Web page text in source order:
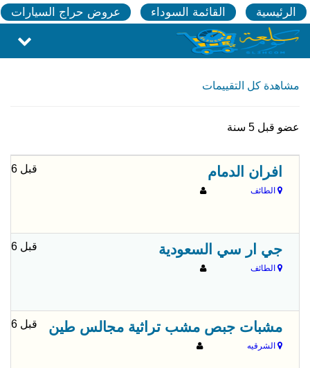
الرئيسية القائمة السوداء عروض حراج السيارات
مشاهدة كل التقييمات
عضو قبل 5 سنة
افران الدمام
الطائف
قبل 6 شهور
جي ار سي السعودية
الطائف
قبل 6 شهور
مشبات جبص مشب تراثية مجالس طين
الشرقيه
قبل 6 شهور